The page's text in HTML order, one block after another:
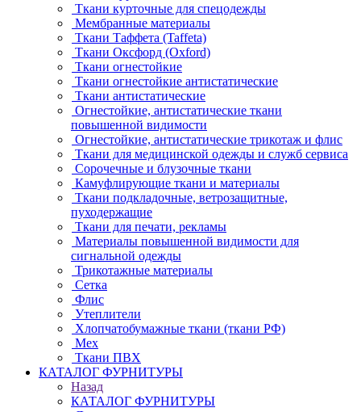
Ткани курточные для спецодежды
Мембранные материалы
Ткани Таффета (Taffeta)
Ткани Оксфорд (Oxford)
Ткани огнестойкие
Ткани огнестойкие антистатические
Ткани антистатические
Огнестойкие, антистатические ткани
повышенной видимости
Огнестойкие, антистатические трикотаж и флис
Ткани для медицинской одежды и служб сервиса
Сорочечные и блузочные ткани
Камуфлирующие ткани и материалы
Ткани подкладочные, ветрозащитные,
пуходержащие
Ткани для печати, рекламы
Материалы повышенной видимости для
сигнальной одежды
Трикотажные материалы
Сетка
Флис
Утеплители
Хлопчатобумажные ткани (ткани РФ)
Мех
Ткани ПВХ
КАТАЛОГ ФУРНИТУРЫ
Назад
КАТАЛОГ ФУРНИТУРЫ